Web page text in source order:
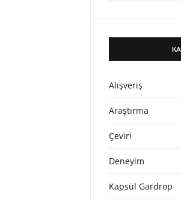
Alışveriş
Araştırma
Çeviri
Deneyim
Kapsül Gardrop